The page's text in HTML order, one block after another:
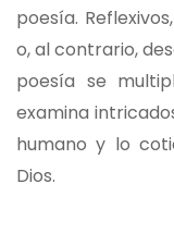
poesía.
o, al contrario,
poesía se
examina
humano y lo
Dios.